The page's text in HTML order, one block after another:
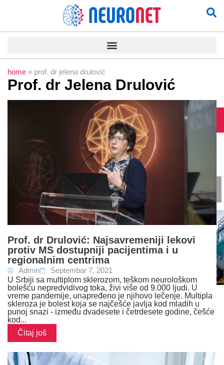
home » prof. dr jelena drulović
Prof. dr Jelena Drulović
Prof. dr Drulović: Najsavremeniji lekovi
protiv MS dostupniji pacijentima i u
regionalnim centrima
Admin
Septembar 7, 2021
U Srbiji sa multiplom sklerozom, teškom neurološkom
bolešću nepredvidivog toka, živi više od 9.000 ljudi. U
vreme pandemije, unapređeno je njihovo lečenje. Multipla
skleroza je bolest koja se najčešće javlja kod mladih u
punoj snazi - između dvadesete i četrdesete godine, češće
kod...
Čitaj još